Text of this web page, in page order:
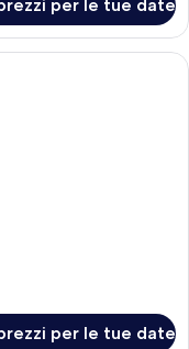
per le tue date
microonde, forno, piano
per le tue date